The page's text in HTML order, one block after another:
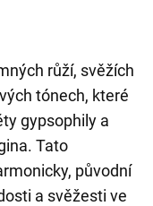
růží, svěžích
tónech, které
gypsophily a
Tato
původní
a svěžesti ve